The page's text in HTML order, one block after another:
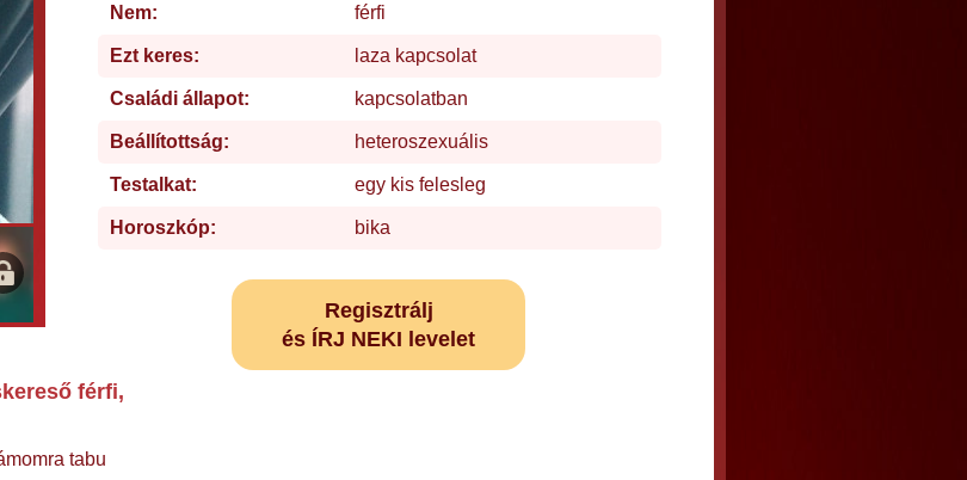
Nem: férfi
Ezt keres: laza kapcsolat
Családi állapot: kapcsolatban
Beállítottság: heteroszexuális
Testalkat: egy kis felesleg
Horoszkóp: bika
Regisztrálj
és ÍRJ NEKI levelet
férfi,
tabu